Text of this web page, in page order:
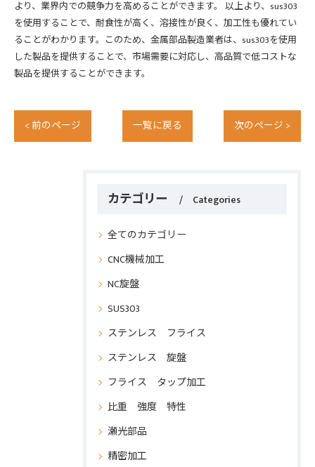
より、業界内での競争力を高めることができます。 以上より、sus303
を使用することで、耐食性が高く、溶接性が良く、加工性も優れてい
ることがわかります。このため、金属部品製造業者は、sus303を使用
した製品を提供することで、市場需要に対応し、高品質で低コストな
製品を提供することができます。
< 前のページ 一覧に戻る 次のページ >
カテゴリー Categories
全てのカテゴリー
CNC機械加工
NC旋盤
SUS303
ステンレス フライス
ステンレス 旋盤
フライス タップ加工
比重 強度 特性
瀬光部品
精密加工